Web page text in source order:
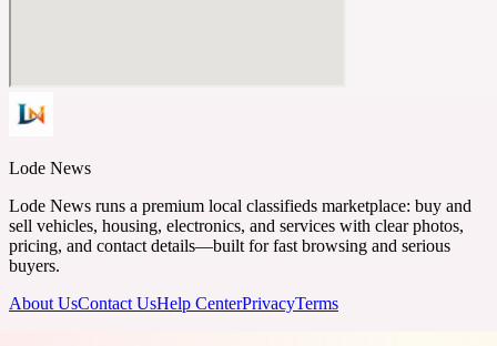
Lode News
Lode News runs a premium local classifieds marketplace: buy and
sell vehicles, housing, electronics, and services with clear photos,
pricing, and contact details—built for fast browsing and serious
buyers.
About UsContact UsHelp CenterPrivacyTerms